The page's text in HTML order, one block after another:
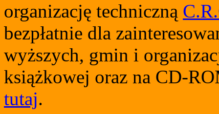
organizację techniczną
bezpłatnie dla
wyższych, gmin i
książkowej oraz na CD-
tutaj.